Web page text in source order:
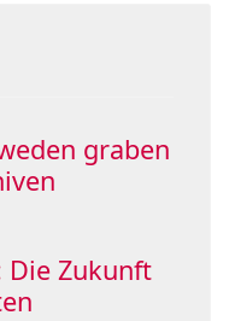
graben
Die Zukunft